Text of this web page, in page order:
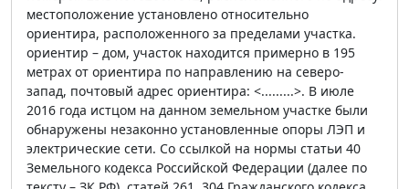
местоположение установлено относительно
ориентира, расположенного за пределами участка.
ориентир – дом, участок находится примерно в 195
метрах от ориентира по направлению на северо-
запад, почтовый адрес ориентира: <.........>. В июле
2016 года истцом на данном земельном участке были
обнаружены незаконно установленные опоры ЛЭП и
электрические сети. Со ссылкой на нормы статьи 40
Земельного кодекса Российской Федерации (далее по